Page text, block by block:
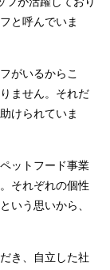
と呼んでいま
がいるからこ
ません。それだ
けられていま
ットフード事業
それぞれの個性
いう思いから、
き、自立した社